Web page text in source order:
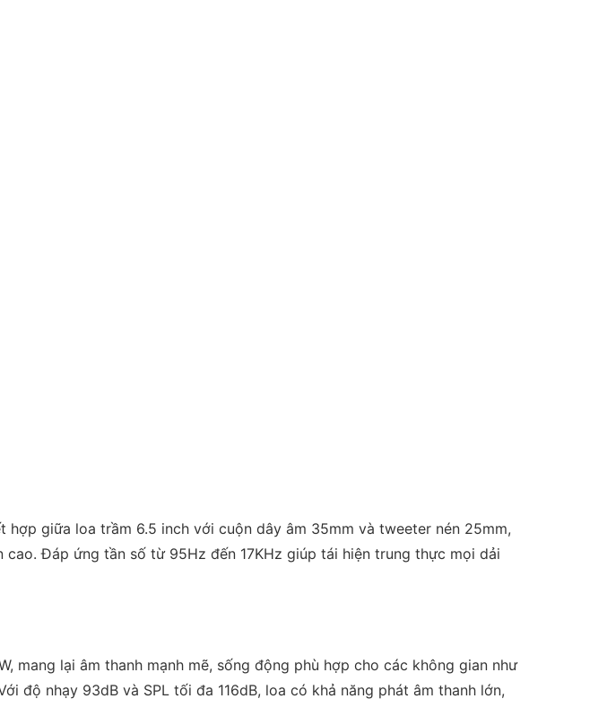
giữa loa trầm 6.5 inch với cuộn dây âm 35mm và tweeter nén 25mm,
Đáp ứng tần số từ 95Hz đến 17KHz giúp tái hiện trung thực mọi dải
lại âm thanh mạnh mẽ, sống động phù hợp cho các không gian như
độ nhạy 93dB và SPL tối đa 116dB, loa có khả năng phát âm thanh lớn,